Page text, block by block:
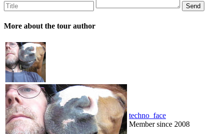
More about the tour author
techno_face
Member since 2008